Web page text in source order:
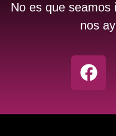
No es que seamos
nos